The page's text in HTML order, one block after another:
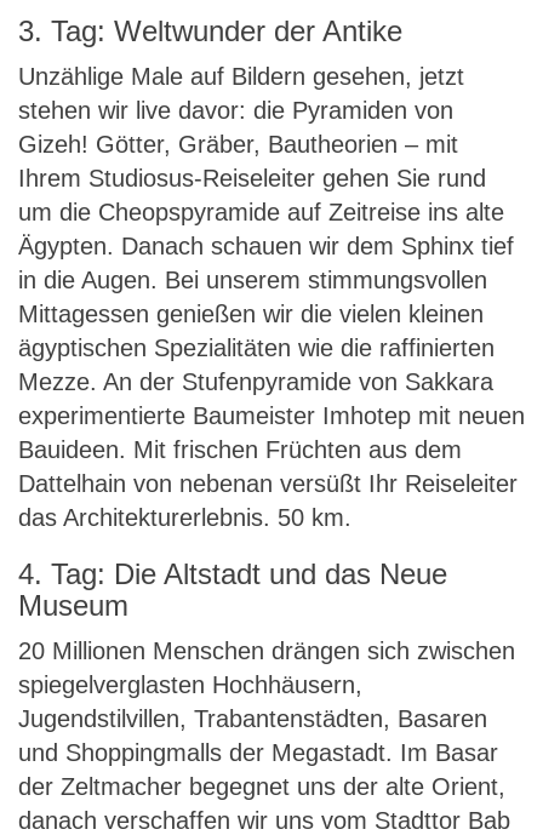
3. Tag: Weltwunder der Antike
Unzählige Male auf Bildern gesehen, jetzt
stehen wir live davor: die Pyramiden von
Gizeh! Götter, Gräber, Bautheorien – mit
Ihrem Studiosus-Reiseleiter gehen Sie rund
um die Cheopspyramide auf Zeitreise ins alte
Ägypten. Danach schauen wir dem Sphinx tief
in die Augen. Bei unserem stimmungsvollen
Mittagessen genießen wir die vielen kleinen
ägyptischen Spezialitäten wie die raffinierten
Mezze. An der Stufenpyramide von Sakkara
experimentierte Baumeister Imhotep mit neuen
Bauideen. Mit frischen Früchten aus dem
Dattelhain von nebenan versüßt Ihr Reiseleiter
das Architekturerlebnis. 50 km.
4. Tag: Die Altstadt und das Neue
Museum
20 Millionen Menschen drängen sich zwischen
spiegelverglasten Hochhäusern,
Jugendstilvillen, Trabantenstädten, Basaren
und Shoppingmalls der Megastadt. Im Basar
der Zeltmacher begegnet uns der alte Orient,
danach verschaffen wir uns vom Stadttor Bab